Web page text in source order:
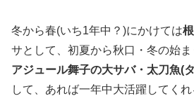
冬から春(いち1年中？)にかけては
サとして、初夏から秋口・冬の始
アジュール舞子の大サバ・太刀魚(
して、あれば一年中大活躍してくれ